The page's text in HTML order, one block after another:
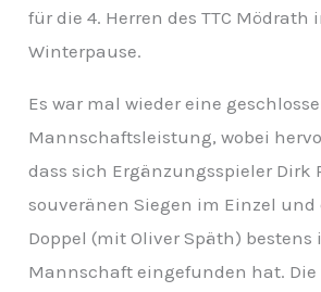
für die 4. Herren des TTC Mödrath
Winterpause.
Es war mal wieder eine
Mannschaftsleistung, wobei
dass sich Ergänzungsspieler Dirk
souveränen Siegen im Einzel und
Doppel (mit Oliver Späth) bestens
Mannschaft eingefunden hat.
v